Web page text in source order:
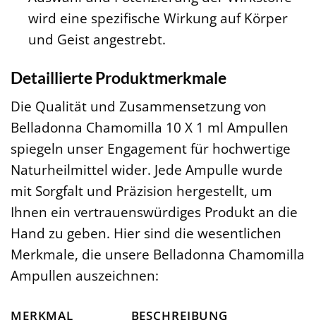
wird eine spezifische Wirkung auf Körper
und Geist angestrebt.
Detaillierte Produktmerkmale
Die Qualität und Zusammensetzung von
Belladonna Chamomilla 10 X 1 ml Ampullen
spiegeln unser Engagement für hochwertige
Naturheilmittel wider. Jede Ampulle wurde
mit Sorgfalt und Präzision hergestellt, um
Ihnen ein vertrauenswürdiges Produkt an die
Hand zu geben. Hier sind die wesentlichen
Merkmale, die unsere Belladonna Chamomilla
Ampullen auszeichnen:
MERKMAL
BESCHREIBUNG